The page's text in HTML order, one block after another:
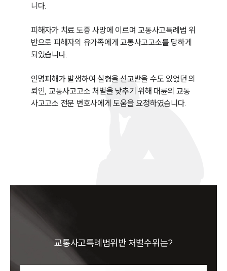
니다.
피해자가 치료 도중 사망에 이르며 교통사고특례법 위
반으로 피해자의 유가족에게 교통사고고소를 당하게
되었습니다.
인명피해가 발생하여 실형을 선고받을 수도 있었던 의
뢰인, 교통사고고소 처벌을 낮추기 위해 대륜의 교통
교통사고특례법위반 처벌수위는?